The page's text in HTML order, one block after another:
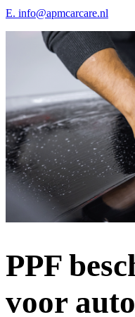
E. info@apmcarcare.nl
PPF
voor